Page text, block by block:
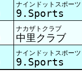
ナインドットスポーツ
9.Sports
ナカザトクラブ
中里クラブ
ナインドットスポーツ
9.Sports